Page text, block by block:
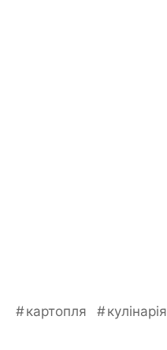
картопля кулінарія